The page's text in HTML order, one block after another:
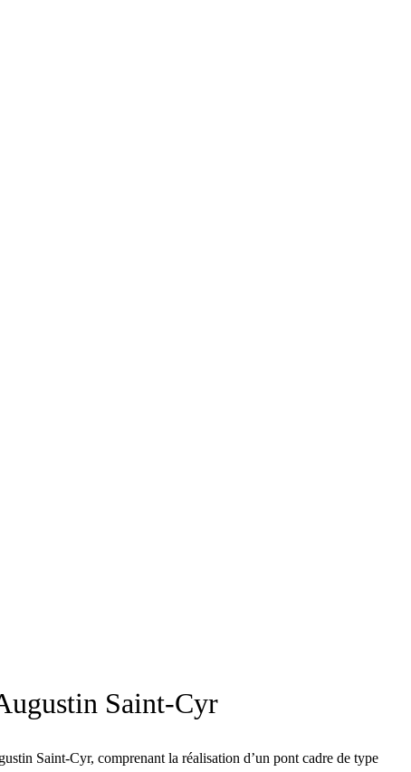
Saint-Cyr
Saint-Cyr, comprenant la réalisation d’un pont cadre de type